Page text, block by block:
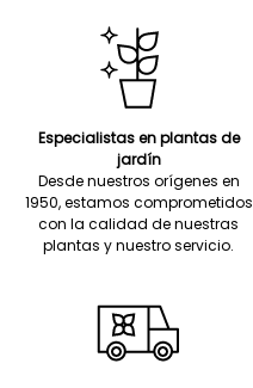
Especialistas en plantas de
jardín
Desde nuestros orígenes en
1950, estamos comprometidos
con la calidad de nuestras
plantas y nuestro servicio.